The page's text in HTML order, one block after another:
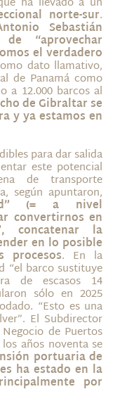
norte-sur.
Sebastián
“aprovechar
el verdadero
dato llamativo,
de Panamá como
a 12.000 barcos al
de Gibraltar se
y ya estamos en
para dar salida
este potencial
de transporte
según apuntaron,
(= a nivel
convertirnos en
concatenar la
en lo posible
. En la
“el barco sustituye
de escasos 14
sólo en 2025
“Esto es una
El Subdirector
de Puertos
años noventa se
portuaria de
ha estado en la
por